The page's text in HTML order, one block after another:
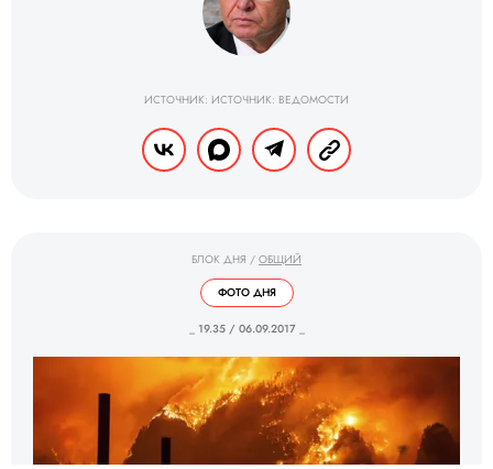
ИСТОЧНИК: ИСТОЧНИК: ВЕДОМОСТИ
БЛОК ДНЯ / ОБЩИЙ
ФОТО ДНЯ
_ 19.35 / 06.09.2017 _